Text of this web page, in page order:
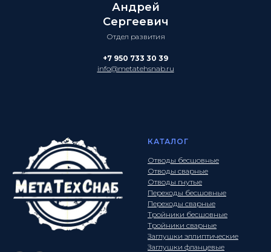
Андрей
Сергеевич
Отдел развития
+7 950 733 30 39
info@metatehsnab.ru
КАТАЛОГ
Отводы бесшовные
Отводы сварные
Отводы гнутые
Переходы бесшовные
Переходы сварные
Тройники бесшовные
Тройники сварные
Заглушки эллиптические
Заглушки фланцевые